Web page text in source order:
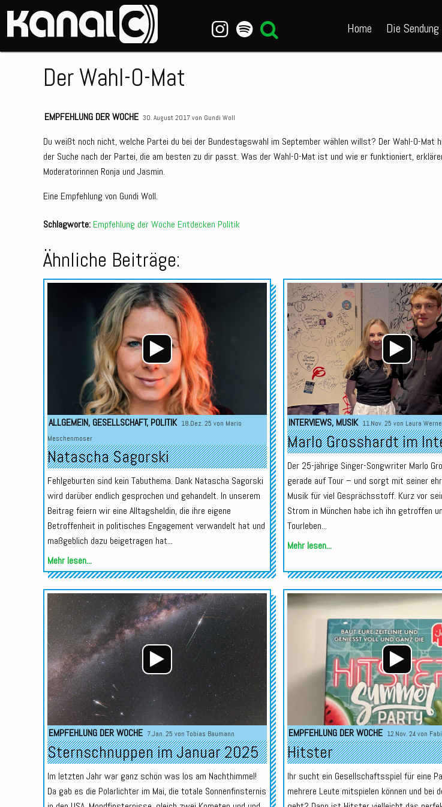
Home Die Sendung
Der Wahl-O-Mat
EMPFEHLUNG DER WOCHE 30. August 2017 von Gundi Woll
Du weißt noch nicht, welche Partei du bei der Bundestagswahl im September wählen willst? Der Wahl-O-Mat
der Suche nach der Partei, die am besten zu dir passt. Was der Wahl-O-Mat ist und wie er funktioniert,
Moderatorinnen Ronja und Jasmin.
Eine Empfehlung von Gundi Woll.
Schlagworte: Empfehlung der Woche Entdecken Politik
Ähnliche Beiträge:
Audio-
Player
ALLGEMEIN, GESELLSCHAFT, POLITIK 18.Dez. 25 von Mario
Meschenmoser
Natascha Sagorski
Fehlgeburten sind kein Tabuthema. Dank Natascha Sagorski
wird darüber endlich gesprochen und gehandelt. In unserem
Beitrag feiern wir eine Alltagsheldin, die ihre eigene
Betroffenheit in politisches Engagement verwandelt hat und
maßgeblich dazu beigetragen hat...
Mehr lesen...
INTERVIEWS, MUSIK 11.Nov. 25 von Laura
Marlo Grosshardt im
Der 25-jährige Singer-Songwriter Marlo
gerade auf Tour – und sorgt mit seiner
Musik für viel Gesprächsstoff. Kurz vor
Strom in München habe ich ihn getroffen
Tourleben...
Mehr lesen...
Audio-
Player
EMPFEHLUNG DER WOCHE 7.Jan. 25 von Tobias Baumann
Sternschnuppen im Januar 2025
Im letzten Jahr war ganz schön was los am Nachthimmel!
Da gab es die Polarlichter im Mai, die totale Sonnenfinsternis
EMPFEHLUNG DER WOCHE 12.Nov. 24 von
Hitster
Ihr sucht ein Gesellschaftsspiel für eine
mehrere Leute mitspielen können und bei